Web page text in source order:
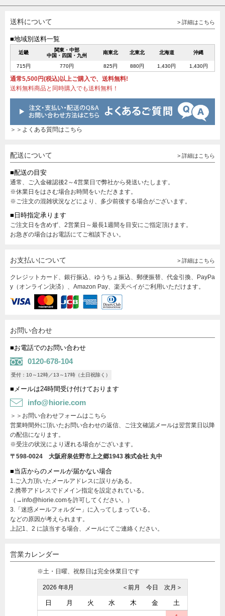
送料について > 詳細はこちら
■地域別送料一覧
近畿
関東・中部
中国・四国・九州
南東北 北東北 北海道 沖縄
715円 770円 825円 880円 1,430円 1,430円
通常5,500円(税込)以上ご購入で、送料無料!
送料無料商品と同時購入でも送料無料！
＞＞よくある質問はこちら
配送について > 詳細はこちら
■配送の目安
通常、ご入金確認後2～4営業日で弊社から発送いたします。
※休業日をはさむ場合お時間をいただきます。
※ご注文の混雑状況などにより、多少前後する場合がございます。
■日時指定承ります
ご注文日を含めず、2営業日～最長1週間を目安にご指定頂けます。
お急ぎの場合はお電話にてご相談下さい。
お支払いについて > 詳細はこちら
クレジットカード、銀行振込、ゆうちょ振込、郵便振替、代金引換、PayPa
y（オンライン決済）、Amazon Pay、楽天ペイがご利用いただけます。
お問い合わせ
■お電話でのお問い合わせ
0120-678-104
受付：10～12時／13～17時（土日祝除く）
■メールは24時間受け付けております
info@hiorie.com
＞＞お問い合わせフォームはこちら
営業時間外に頂いたお問い合わせの返信、ご注文確認メールは翌営業日以降
の配信になります。
※受注の状況により遅れる場合がございます。
〒598-0024 大阪府泉佐野市上之郷1943 株式会社 丸中
■当店からのメールが届かない場合
1.ご入力頂いたメールアドレスに誤りがある。
2.携帯アドレスでドメイン指定を設定されている。
（→info@hiorie.comを許可してください。）
3.「迷惑メールフォルダー」に入ってしまっている。
などの原因が考えられます。
上記1、2 に該当する場合、メールにてご連絡ください。
営業カレンダー
※土・日曜、祝祭日は完全休業日です
2026 年8月 次月＞
今日
＜前月
日 月 火 水 木 金
土